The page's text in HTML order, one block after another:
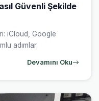
Güvenli Şekilde
iCloud, Google
adımlar.
Devamını Oku